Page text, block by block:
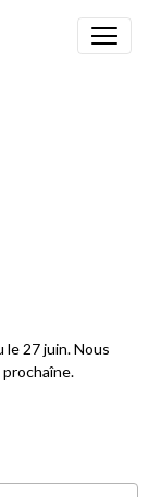
le 27 juin. Nous